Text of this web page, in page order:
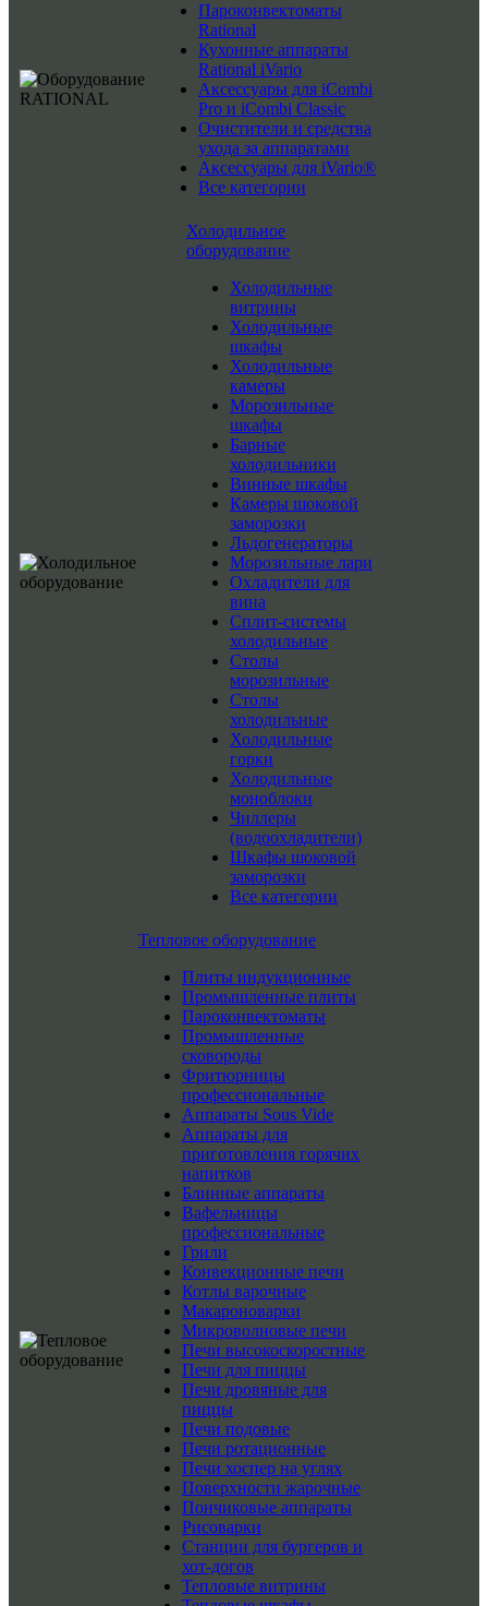
Пароконвектоматы
Rational
Кухонные аппараты
Rational iVario
Аксессуары для iCombi
Pro и iCombi Classic
Очистители и средства
ухода за аппаратами
Аксессуары для iVario®
Все категории
Холодильное
оборудование
Холодильные
витрины
Холодильные
шкафы
Холодильные
камеры
Морозильные
шкафы
Барные
холодильники
Винные шкафы
Камеры шоковой
заморозки
Льдогенераторы
Морозильные лари
Охладители для
вина
Сплит-системы
холодильные
Столы
морозильные
Столы
холодильные
Холодильные
горки
Холодильные
моноблоки
Чиллеры
(водоохладители)
Шкафы шоковой
заморозки
Все категории
Тепловое оборудование
Плиты индукционные
Промышленные плиты
Пароконвектоматы
Промышленные
сковороды
Фритюрницы
профессиональные
Аппараты Sous Vide
Аппараты для
приготовления горячих
напитков
Блинные аппараты
Вафельницы
профессиональные
Грили
Конвекционные печи
Котлы варочные
Макароноварки
Микроволновые печи
Печи высокоскоростные
Печи для пиццы
Печи дровяные для
пиццы
Печи подовые
Печи ротационные
Печи хоспер на углях
Поверхности жарочные
Пончиковые аппараты
Рисоварки
Станции для бургеров и
хот-догов
Тепловые витрины